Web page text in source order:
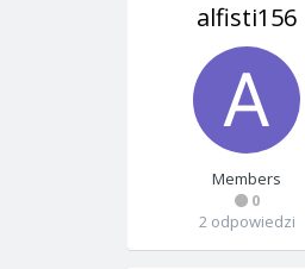
alfisti156
Members
0
2 odpowiedzi